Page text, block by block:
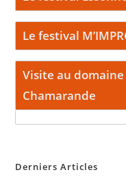
Le festival
Visite au
Chamarande
Derniers Articles